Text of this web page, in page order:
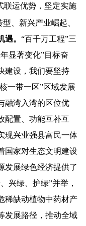
联运优势，坚定实施
、新兴产业崛起、
遇。 “百千万工程”三
显著变化”目标奋
建设，我们要坚持
一带一区”区域发展
融湾入湾的区位优
配置、功能互补互
现兴业强县富民一体
国家对生态文明建设
发展绿色经济提供了
兴绿、护绿”并举，
稀缺动植物中药材产
发展路径，推动全域